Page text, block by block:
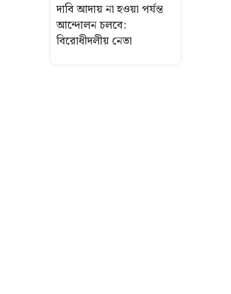
দাবি আদায় না হওয়া পর্যন্ত
আন্দোলন চলবে:
বিরোধীদলীয় নেতা